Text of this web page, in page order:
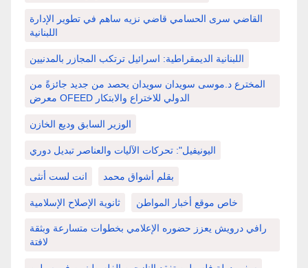
القاضي سرى الحسامي قاضي نزيه ساهم في تطوير الإدارة
اللبنانية
اللبنانية الديمقراطية: اسرائيل ترتكب المجازر بالمدنيين
المخترع د.موسى سويدان سويدان يحصد من جديد جائزةً من
معرض OFEED الدولي للاختراع والابتكار
الوزير السابق وديع الخازن
اليونيفيل": تحركات الآليات والعناصر تبديل دوري
انت لست أنثى بقلم أشواق محمد
ثانوية الإصلاح الإسلامية خاص موقع أخبار المواطن
رافي درويش يعزز حضوره الإعلامي بخطوات متسارعة وبثقة
لافتة